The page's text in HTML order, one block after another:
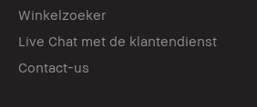
Winkelzoeker
Live Chat met de klantendienst
Contact-us